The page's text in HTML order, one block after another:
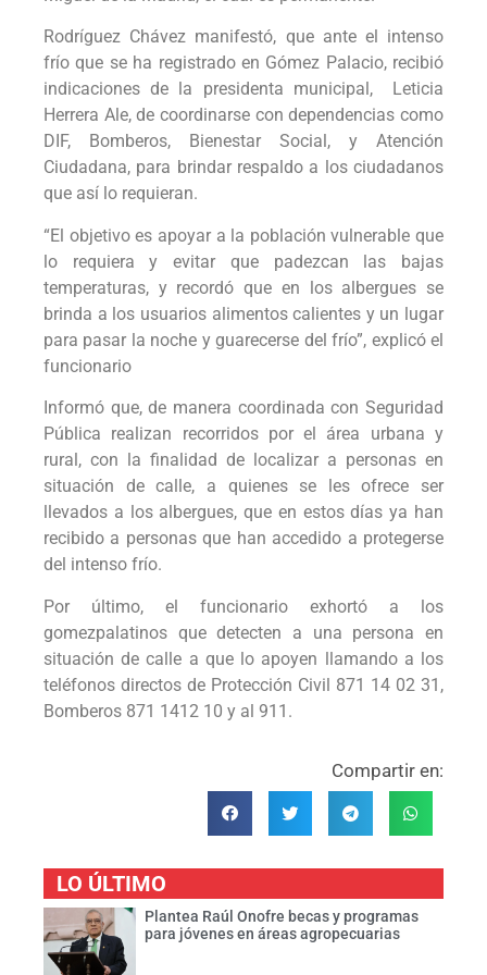
Rodríguez Chávez manifestó, que ante el intenso
frío que se ha registrado en Gómez Palacio, recibió
indicaciones de la presidenta municipal, Leticia
Herrera Ale, de coordinarse con dependencias como
DIF, Bomberos, Bienestar Social, y Atención
Ciudadana, para brindar respaldo a los ciudadanos
que así lo requieran.
“El objetivo es apoyar a la población vulnerable que
lo requiera y evitar que padezcan las bajas
temperaturas, y recordó que en los albergues se
brinda a los usuarios alimentos calientes y un lugar
para pasar la noche y guarecerse del frío”, explicó el
funcionario
Informó que, de manera coordinada con Seguridad
Pública realizan recorridos por el área urbana y
rural, con la finalidad de localizar a personas en
situación de calle, a quienes se les ofrece ser
llevados a los albergues, que en estos días ya han
recibido a personas que han accedido a protegerse
del intenso frío.
Por último, el funcionario exhortó a los
gomezpalatinos que detecten a una persona en
situación de calle a que lo apoyen llamando a los
teléfonos directos de Protección Civil 871 14 02 31,
Bomberos 871 1412 10 y al 911.
Compartir en:
LO ÚLTIMO
Plantea Raúl Onofre becas y programas
para jóvenes en áreas agropecuarias